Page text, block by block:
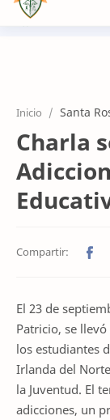
Inicio Santa
Charla
El 23 de
Patricio, se
los estudiantes
Irlanda del
la Juventud. El
adicciones, un